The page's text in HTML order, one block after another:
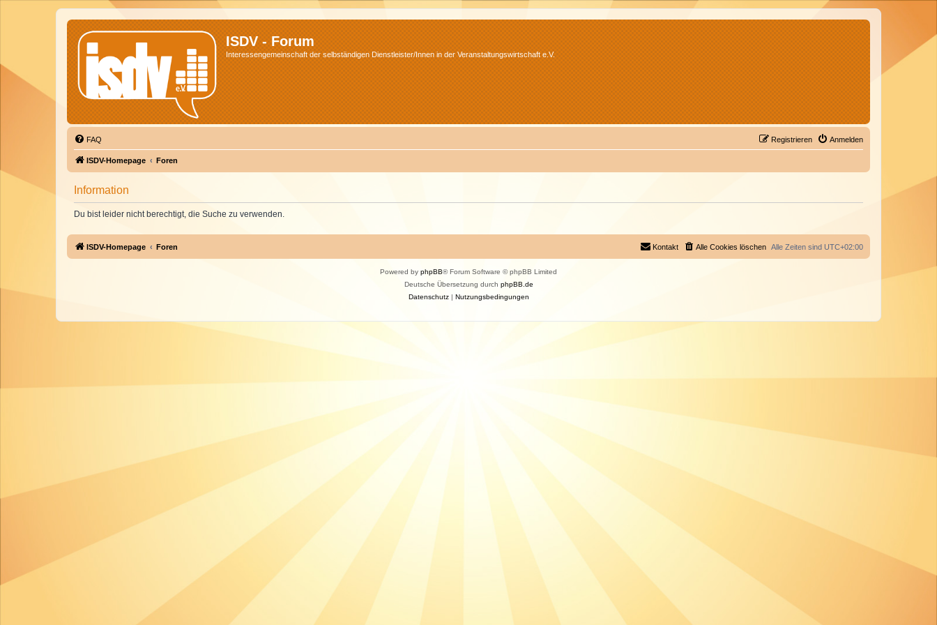
ISDV - Forum
Interessengemeinschaft der selbständigen Dienstleister/Innen in der Veranstaltungswirtschaft e.V.
FAQ Anmelden
Registrieren
ISDV-Homepage Foren
Information
Du bist leider nicht berechtigt, die Suche zu verwenden.
ISDV-Homepage Foren Alle Zeiten sind UTC+02:00
Alle Cookies löschen
Kontakt
Powered by phpBB® Forum Software © phpBB Limited
Deutsche Übersetzung durch phpBB.de
Datenschutz| Nutzungsbedingungen